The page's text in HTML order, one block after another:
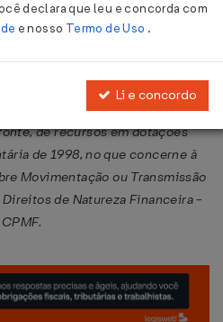
DE 09/02/1998
DOU em 10 fev 1998
de recursos em dotações
de 1998, no que concerne à
Movimentação ou Transmissão
de Natureza Financeira -
CPMF.
declara que leu e concorda com
e nosso Termo de Uso .
Li e concordo